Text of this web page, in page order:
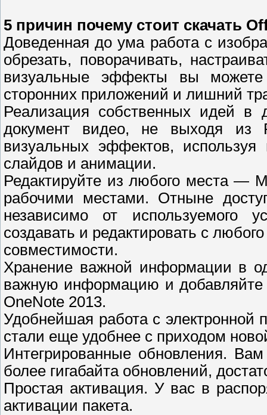
5 причин почему стоит скачать
Доведенная до ума работа с
обрезать, поворачивать,
визуальные эффекты вы
сторонних приложений и лишний
Реализация собственных идей в
документ видео, не выходя из
визуальных эффектов,
слайдов и анимации.
Редактируйте из любого места —
рабочими местами. Отныне
независимо от используемого
создавать и редактировать с
совместимости.
Хранение важной информации в
важную информацию и добавляйте
OneNote 2013.
Удобнейшая работа с электронной
стали еще удобнее с приходом
Интегрированные обновления.
более гигабайта обновлений,
Простая активация. У вас в
активации пакета.